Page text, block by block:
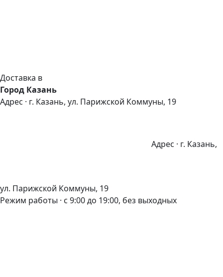
Доставка в
Город Казань
Адрес · г. Казань, ул. Парижской Коммуны, 19
Адрес · г. Казань,
ул. Парижской Коммуны, 19
Режим работы · с 9:00 до 19:00, без выходных